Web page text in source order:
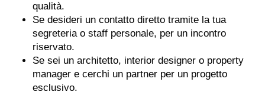
qualità.
Se desideri un contatto diretto tramite la tua
segreteria o staff personale, per un incontro
riservato.
Se sei un architetto, interior designer o property
manager e cerchi un partner per un progetto
esclusivo.